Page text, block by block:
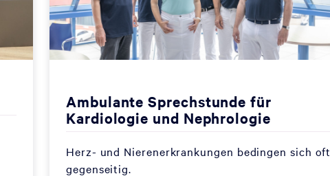
Ambulante Sprechstunde für
Kardiologie und Nephrologie
Herz- und Nierenerkrankungen bedingen sich oft
gegenseitig.